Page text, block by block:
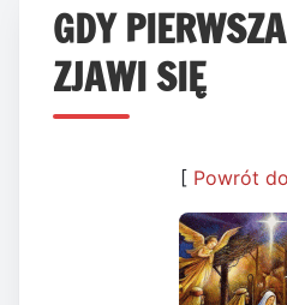
GDY
ZJAWI SIĘ
[ Powrót